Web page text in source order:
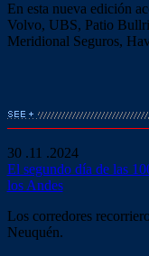
En esta nueva edición
Volvo, UBS, Patio
Meridional Seguros,
30 .11 .2024
El segundo día de las
los Andes
Los corredores
Neuquén.